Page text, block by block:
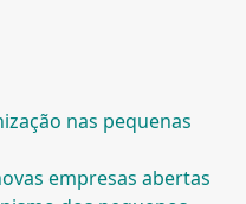
nas pequenas
empresas abertas